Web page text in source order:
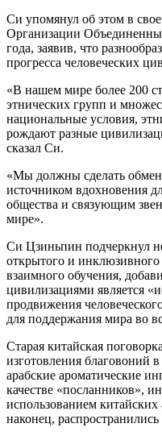
Си упомянул об этом в
Организации
года, заявив, что
прогресса человеческих
«В нашем мире более 200
этнических групп и
национальные условия,
рождают разные
сказал Си.
«Мы должны сделать
источником вдохновения
общества и связующим
мире».
Си Цзиньпин подчеркнул
открытого и
взаимного обучения,
цивилизациями является
продвижения
для поддержания мира во
Старая китайская
изготовления благовоний
арабские ароматические
качестве «посланников»,
использованием
наконец,